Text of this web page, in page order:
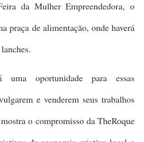
da Mulher Empreendedora, o
praça de alimentação, onde haverá
uma oportunidade para essas
e venderem seus trabalhos
o compromisso da TheRoque